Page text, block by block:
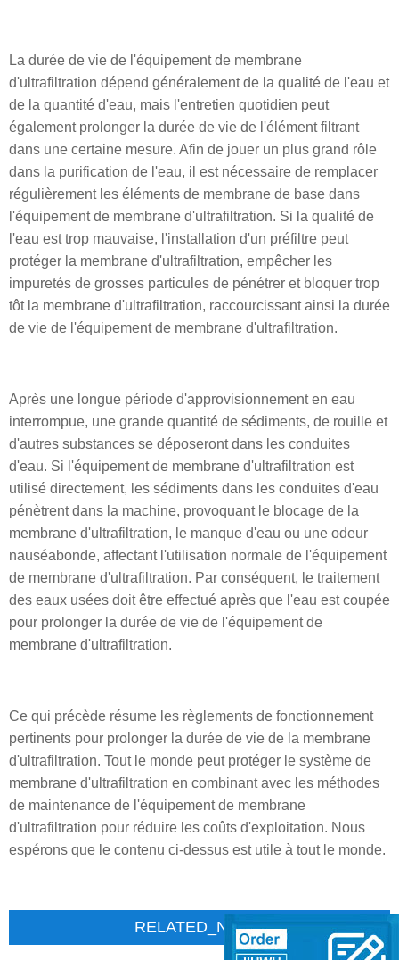
La durée de vie de l'équipement de membrane
d'ultrafiltration dépend généralement de la qualité de l'eau et
de la quantité d'eau, mais l'entretien quotidien peut
également prolonger la durée de vie de l'élément filtrant
dans une certaine mesure. Afin de jouer un plus grand rôle
dans la purification de l'eau, il est nécessaire de remplacer
régulièrement les éléments de membrane de base dans
l'équipement de membrane d'ultrafiltration. Si la qualité de
l'eau est trop mauvaise, l'installation d'un préfiltre peut
protéger la membrane d'ultrafiltration, empêcher les
impuretés de grosses particules de pénétrer et bloquer trop
tôt la membrane d'ultrafiltration, raccourcissant ainsi la durée
de vie de l'équipement de membrane d'ultrafiltration.
Après une longue période d'approvisionnement en eau
interrompue, une grande quantité de sédiments, de rouille et
d'autres substances se déposeront dans les conduites
d'eau. Si l'équipement de membrane d'ultrafiltration est
utilisé directement, les sédiments dans les conduites d'eau
pénètrent dans la machine, provoquant le blocage de la
membrane d'ultrafiltration, le manque d'eau ou une odeur
nauséabonde, affectant l'utilisation normale de l'équipement
de membrane d'ultrafiltration. Par conséquent, le traitement
des eaux usées doit être effectué après que l'eau est coupée
pour prolonger la durée de vie de l'équipement de
membrane d'ultrafiltration.
Ce qui précède résume les règlements de fonctionnement
pertinents pour prolonger la durée de vie de la membrane
d'ultrafiltration. Tout le monde peut protéger le système de
membrane d'ultrafiltration en combinant avec les méthodes
de maintenance de l'équipement de membrane
d'ultrafiltration pour réduire les coûts d'exploitation. Nous
espérons que le contenu ci-dessus est utile à tout le monde.
RELATED_NEWS